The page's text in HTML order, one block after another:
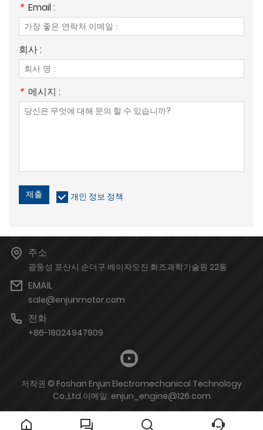
* Email :
회사 :
* 메시지 :
제출 개인 정보 정책
주소
광둥성 포산시 순더구 베이자오진 화즈과학기술원 22동
EMAIL
sale@enjunmotor.com
전화
+86-18024947909
저작권 © Foshan Enjun Electromechanical Technology
Co.,Ltd.이메일: enjun_engine@126.com